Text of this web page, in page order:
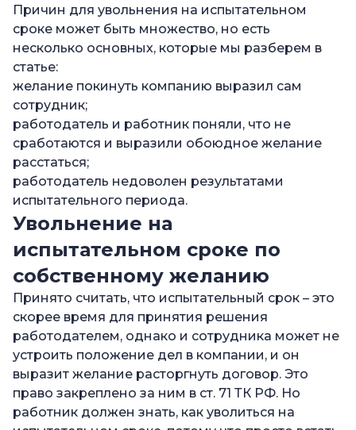
Причин для увольнения на испытательном
сроке может быть множество, но есть
несколько основных, которые мы разберем в
статье:
желание покинуть компанию выразил сам
сотрудник;
работодатель и работник поняли, что не
сработаются и выразили обоюдное желание
расстаться;
работодатель недоволен результатами
испытательного периода.
Увольнение на
испытательном сроке по
собственному желанию
Принято считать, что испытательный срок – это
скорее время для принятия решения
работодателем, однако и сотрудника может не
устроить положение дел в компании, и он
выразит желание расторгнуть договор. Это
право закреплено за ним в ст. 71 ТК РФ. Но
работник должен знать, как уволиться на